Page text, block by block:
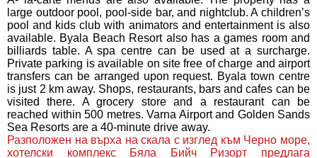
large outdoor pool, pool-side bar, and nightclub. A children’s
pool and kids club with animators and entertainment is also
available. Byala Beach Resort also has a games room and
billiards table. A spa centre can be used at a surcharge.
Private parking is available on site free of charge and airport
transfers can be arranged upon request. Byala town centre
is just 2 km away. Shops, restaurants, bars and cafes can be
visited there. A grocery store and a restaurant can be
reached within 500 metres. Varna Airport and Golden Sands
Sea Resorts are a 40-minute drive away.
Разположен на върха на скала с изглед към Черно море,
хотелски комплекс Бяла Бийч Ризорт предлага